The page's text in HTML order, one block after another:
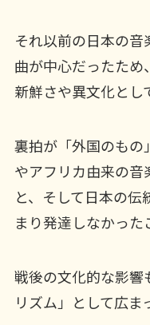
それ以前の日本の
曲が中心だったた
新鮮さや異文化とし
裏拍が「外国のも
やアフリカ由来の音
と、そして日本の
まり発達しなかった
戦後の文化的な影響
リズム」として広ま